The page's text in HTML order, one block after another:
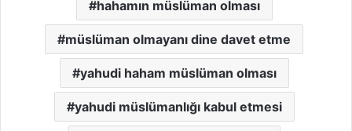
hahamın müslüman olması
müslüman olmayanı dine davet etme
yahudi haham müslüman olması
yahudi müslümanlığı kabul etmesi